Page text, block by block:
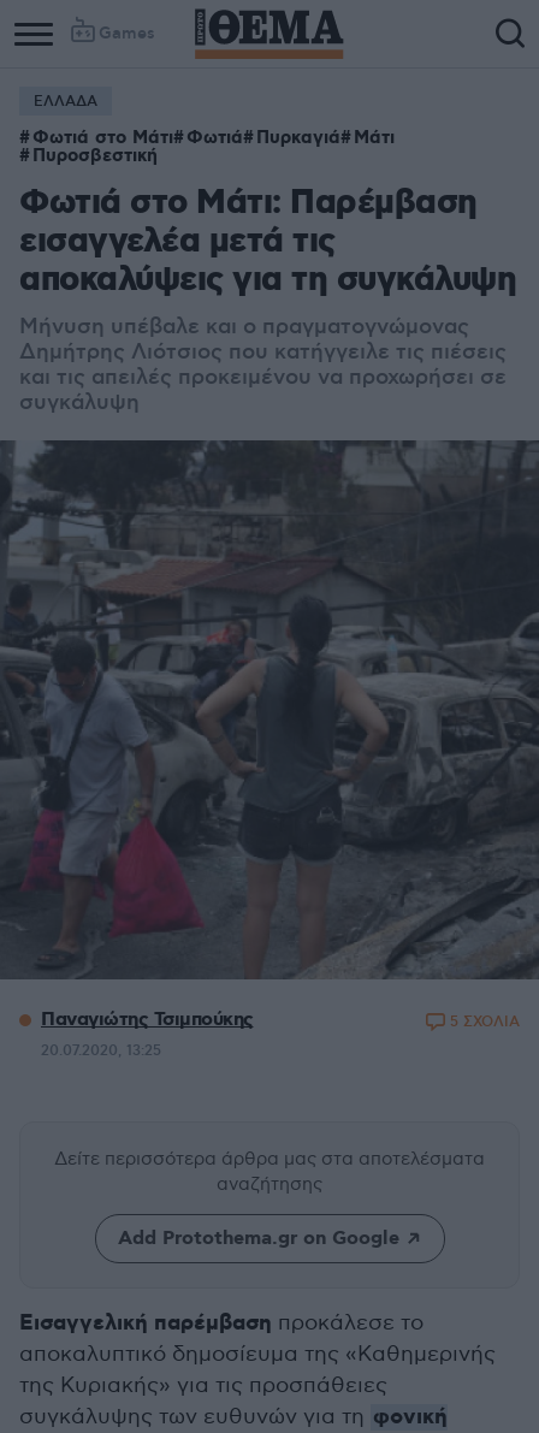
Games
Column
1
Column
2
ΕΛΛΑΔΑ
Φωτιά στο Μάτι Φωτιά Πυρκαγιά Μάτι
Πυροσβεστική
Φωτιά στο Μάτι: Παρέμβαση
εισαγγελέα μετά τις
αποκαλύψεις για τη συγκάλυψη
Μήνυση υπέβαλε και ο πραγματογνώμονας
Δημήτρης Λιότσιος που κατήγγειλε τις πιέσεις
και τις απειλές προκειμένου να προχωρήσει σε
συγκάλυψη
Παναγιώτης Τσιμπούκης
20.07.2020, 13:25
5 ΣΧΟΛΙΑ
Δείτε περισσότερα άρθρα μας στα αποτελέσματα
αναζήτησης
Add Protothema.gr on Google
Εισαγγελική παρέμβαση προκάλεσε το
αποκαλυπτικό δημοσίευμα της «Καθημερινής
της Κυριακής» για τις προσπάθειες
συγκάλυψης των ευθυνών για τη φονική